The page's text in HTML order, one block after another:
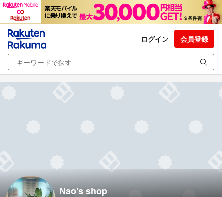
ログイン 会員登録
Nao's shop